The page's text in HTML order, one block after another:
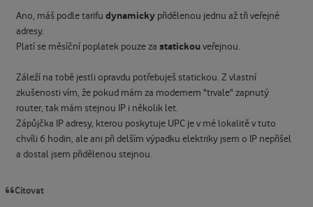
Ano, máš podle tarifu dynamickypřidělenou jednu až tři veřejné
adresy.
Platí se měsíční poplatek pouze za statickouveřejnou.
Záleží na tobě jestli opravdu potřebuješ statickou. Z vlastní
zkušenosti vím, že pokud mám za modemem "trvale" zapnutý
router, tak mám stejnou IP i několik let.
Zápůjčka IP adresy, kterou poskytuje UPC je v mé lokalitě v tuto
chvíli 6 hodin, ale ani při delším výpadku elektriky jsem o IP nepřišel
a dostal jsem přidělenou stejnou.
Citovat